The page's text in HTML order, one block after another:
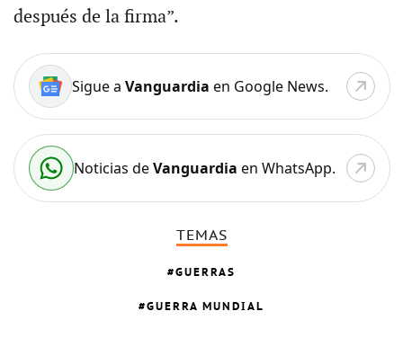
después de la firma”.
Sigue a Vanguardia en Google News.
Noticias deVanguardia en WhatsApp.
TEMAS
GUERRAS
GUERRA MUNDIAL